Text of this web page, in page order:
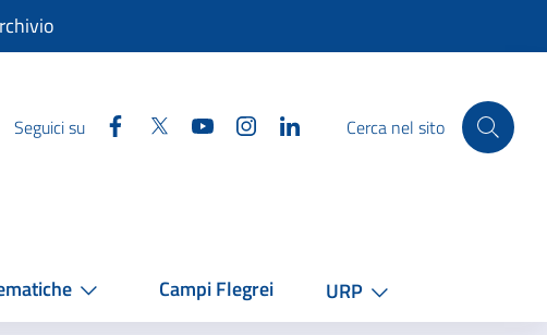
Seguici su Facebook
Twitter YouTube InstagramLinkedinCerca nel sito
Campi Flegrei URP